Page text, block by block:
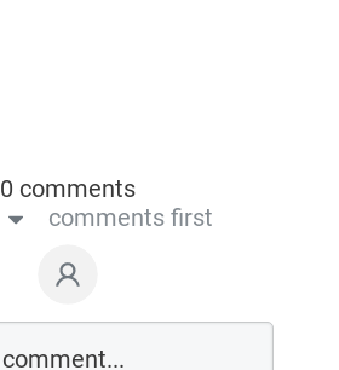
0 comments
comments first